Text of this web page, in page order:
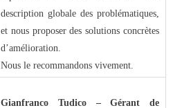
description globale des problématiques,
et nous proposer des solutions concrètes
d’amélioration.
Nous le recommandons vivement.
Gianfranco Tudico – Gérant de